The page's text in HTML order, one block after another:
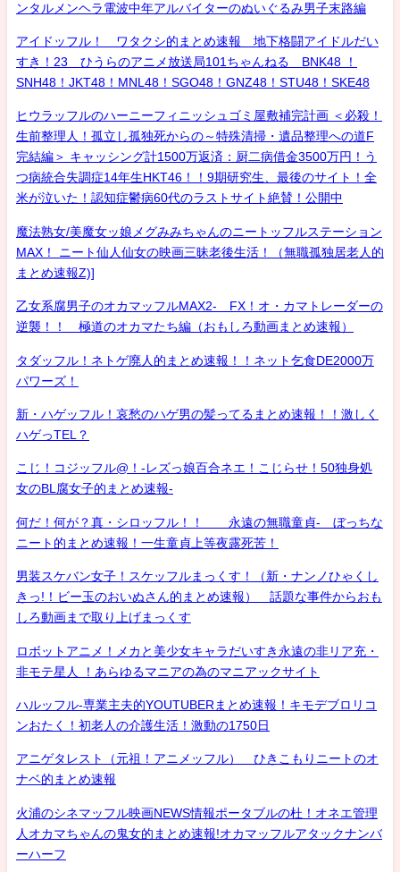
ンタルメンヘラ電波中年アルバイターのぬいぐるみ男子末路編
アイドッフル！ ワタクシ的まとめ速報 地下格闘アイドルだい
すき！23 ひうらのアニメ放送局101ちゃんねる BNK48 ！
SNH48！JKT48！MNL48！SGO48！GNZ48！STU48！SKE48
ヒウラッフルのハーニーフィニッシュゴミ屋敷補完計画 ＜必殺！
生前整理人！孤立し孤独死からの～特殊清掃・遺品整理への道F
完結編＞ キャッシング計1500万返済：厨二病借金3500万円！う
つ病統合失調症14年生HKT46！！9期研究生、最後のサイト！全
米が泣いた！認知症鬱病60代のラストサイト絶賛！公開中
魔法熟女/美魔女ッ娘メグみみちゃんのニートッフルステーション
MAX！ ニート仙人仙女の映画三昧老後生活！（無職孤独居老人的
まとめ速報Z)]
乙女系腐男子のオカマッフルMAX2- FX！オ・カマトレーダーの
逆襲！！ 極道のオカマたち編（おもしろ動画まとめ速報）
タダッフル！ネトゲ廃人的まとめ速報！！ネット乞食DE2000万
パワーズ！
新・ハゲッフル！哀愁のハゲ男の髪ってるまとめ速報！！激しく
ハゲっTEL？
こじ！コジッフル@！-レズっ娘百合ネエ！こじらせ！50独身処
女のBL腐女子的まとめ速報-
何だ！何が？真・シロッフル！！ 永遠の無職童貞- ぼっちな
ニート的まとめ速報！一生童貞上等夜露死苦！
男装スケバン女子！スケッフルまっくす！（新・ナンノひゃくし
きっ!！ビー玉のおいぬさん的まとめ速報） 話題な事件からおも
しろ動画まで取り上げまっくす
ロボットアニメ！メカと美少女キャラだいすき永遠の非リア充・
非モテ星人 ！あらゆるマニアの為のマニアックサイト
ハルッフル-専業主夫的YOUTUBERまとめ速報！キモデブロリコ
ンおたく！初老人の介護生活！激動の1750日
アニゲタレスト（元祖！アニメッフル） ひきこもりニートのオ
ナベ的まとめ速報
火浦のシネマッフル映画NEWS情報ポータブルの杜！オネエ管理
人オカマちゃんの鬼女的まとめ速報!オカマッフルアタックナンバ
ーハーフ